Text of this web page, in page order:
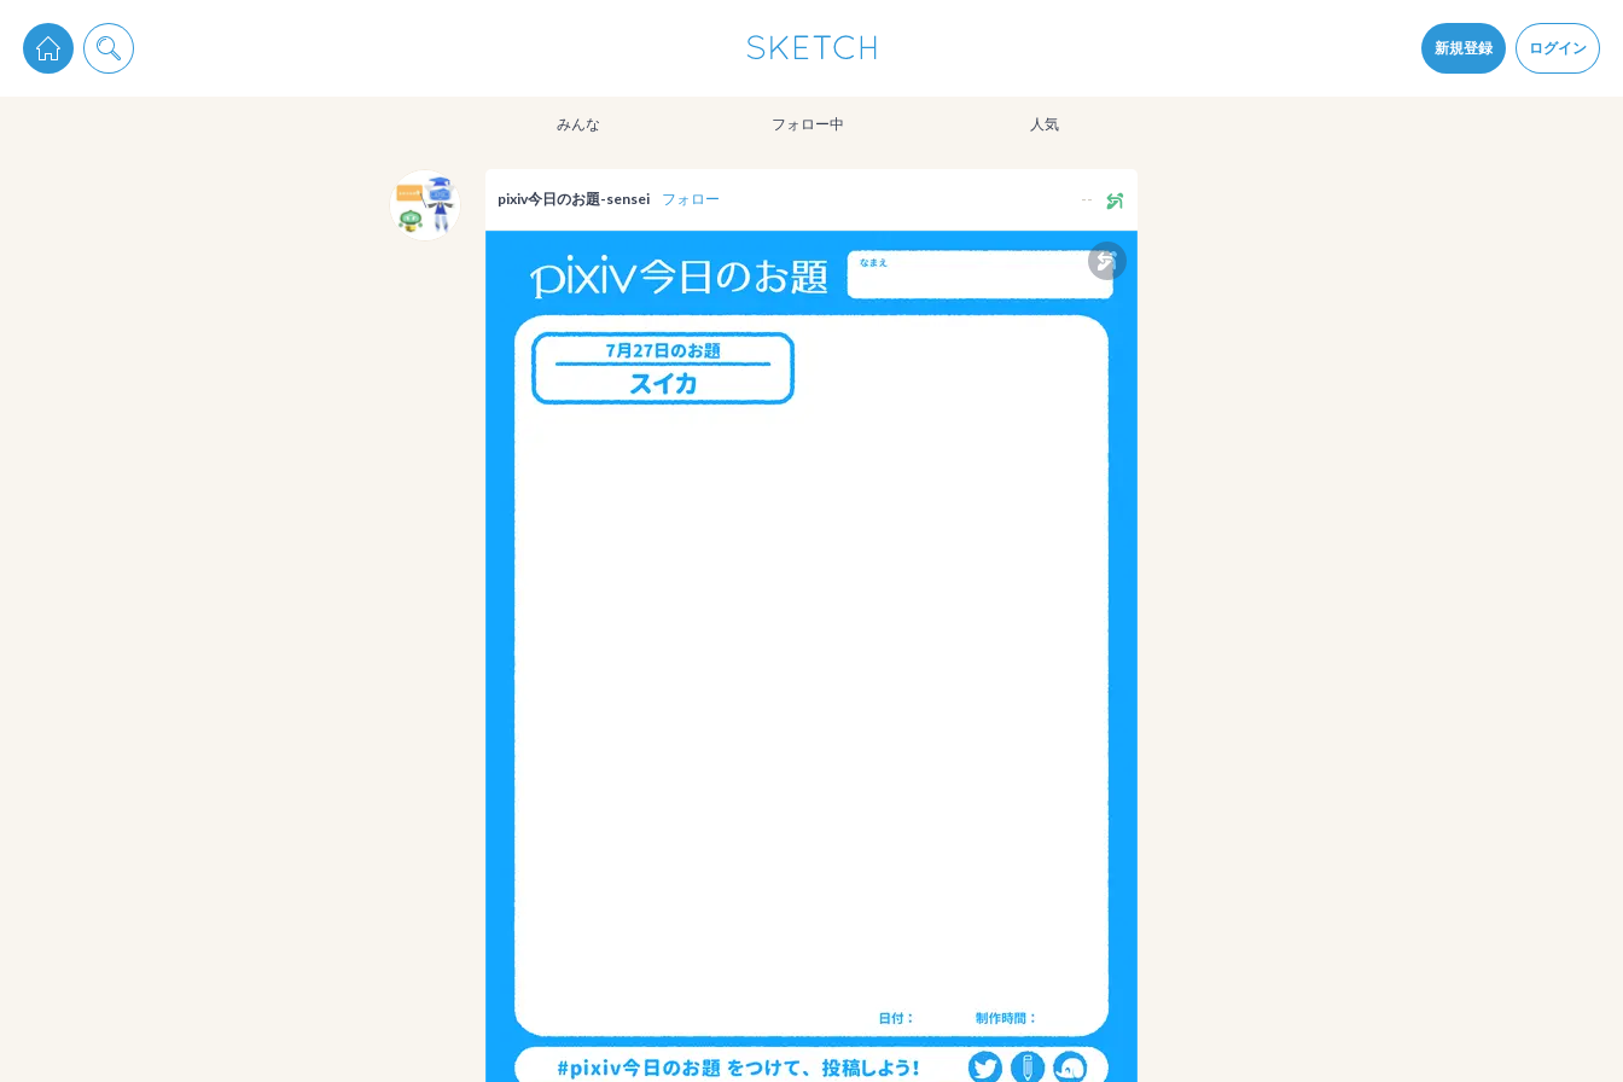
プライパシーポリシー を改定しました。
新規登録
ログイン
pixiv Sketchアプリでさらに快適に！
みんな フォロー中 人気
pixiv今日のお題-sensei フォロー --